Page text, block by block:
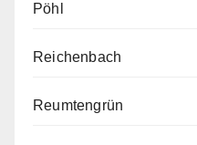
Pöhl
Reichenbach
Reumtengrün